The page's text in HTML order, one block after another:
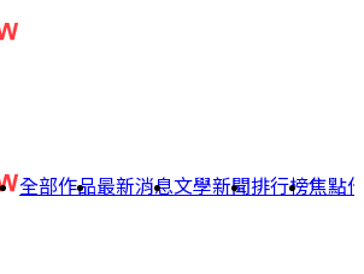
全部作品最新消息文學新聞排行榜焦點